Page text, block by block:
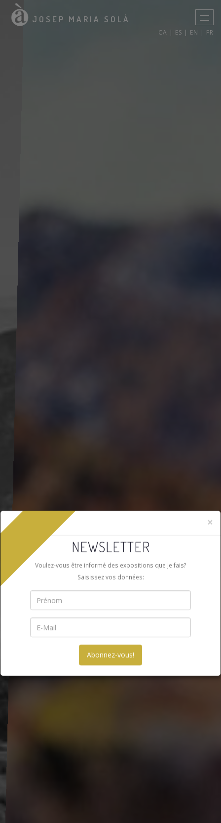
JOSEP MARIA SOLÀ
CA | ES | EN | FR
×
NEWSLETTER
Voulez-vous être informé des expositions que je fais?
Saisissez vos données: